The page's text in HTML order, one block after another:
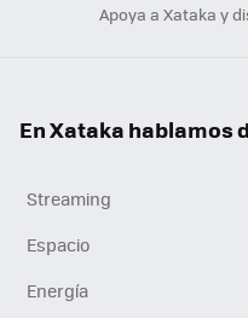
Apoya a Xataka y
En Xataka hablamos
Streaming
Espacio
Energía